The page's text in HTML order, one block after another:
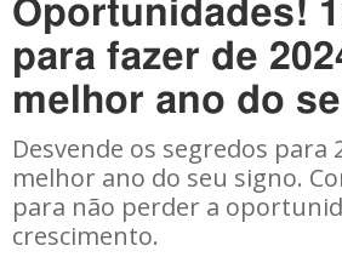
Oportunidades!
para fazer de
melhor ano do
Desvende os segredos para
melhor ano do seu signo.
para não perder a
crescimento.